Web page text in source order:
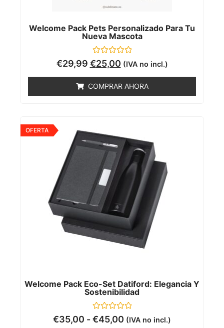
Welcome Pack Pets Personalizado Para Tu
Nueva Mascota
Valorado
con
5
€29,99 €25,00 (IVA no incl.)
COMPRAR AHORA
Welcome Pack Eco-Set Datiford: Elegancia Y
Sostenibilidad
Valorado
con
OFERTA
€35,00 -€45,00 (IVA no incl.)